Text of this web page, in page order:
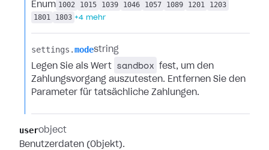
Enum 1002 1015 1039 1046 1057 1089 1201
1203
1801
1803 +4 mehr
settings.​modestring
Legen Sie als Wert
sandbox
fest, um den
Zahlungsvorgang auszutesten. Entfernen Sie den
Parameter für tatsächliche Zahlungen.
userobject
Benutzerdaten (Objekt).